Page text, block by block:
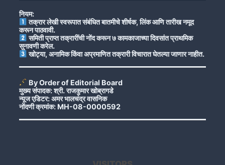
नियम:
तक्रार लेखी स्वरूपात संबंधित बातमीचे शीर्षक, लिंक आणि तारीख नमूद
करून पाठवावी.
समिती प्राप्त तक्रारींची नोंद करून ७ कामकाजाच्या दिवसांत प्राथमिक
सुनावणी करेल.
खोट्या, अनामिक किंवा अप्रमाणित तक्रारी विचारात घेतल्या जाणार नाहीत.
By Order of Editorial Board
मुख्य संपादक: श्री. राजकुमार खोब्रागडे
न्यूज एडिटर: अमर भालचंद्र वासनिक
नोंदणी क्रमांक: MH-08-0000592